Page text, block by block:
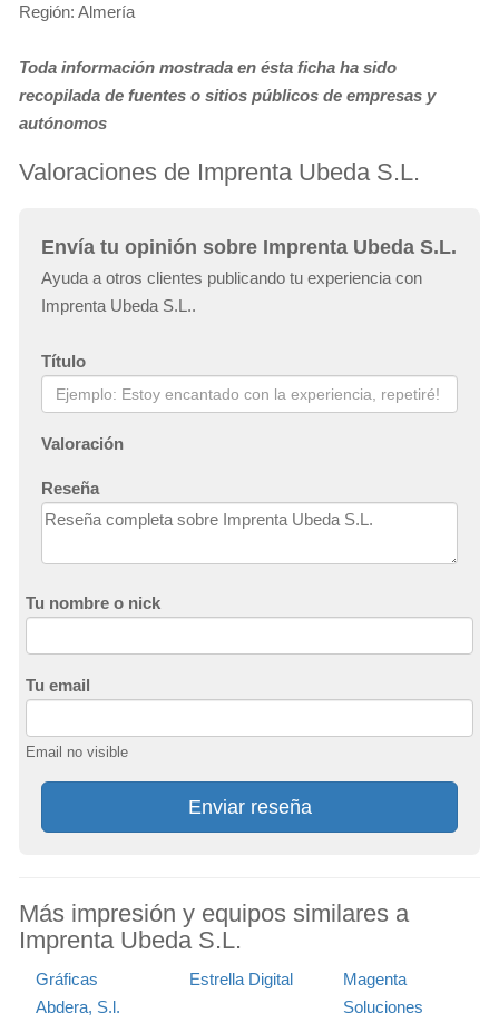
Región: Almería
Toda información mostrada en ésta ficha ha sido
recopilada de fuentes o sitios públicos de empresas y
autónomos
Valoraciones de Imprenta Ubeda S.L.
Envía tu opinión sobre Imprenta Ubeda S.L.
Ayuda a otros clientes publicando tu experiencia con
Imprenta Ubeda S.L..
Título
Valoración
Reseña
Tu nombre o nick
Tu email
Email no visible
Enviar reseña
Más impresión y equipos similares a
Imprenta Ubeda S.L.
Gráficas
Abdera, S.l.
Estrella Digital
Magenta
Soluciones